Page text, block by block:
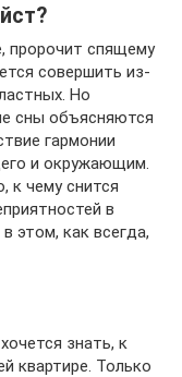
пророчит спящему
совершить из-
Но
сны объясняются
гармонии
и окружающим.
к чему снится
в
этом, как всегда,
знать, к
квартире. Только